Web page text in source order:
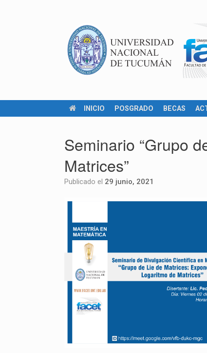
INICIO POSGRADO BECAS
Seminario “Grupo
Matrices”
Publicado el 29 junio, 2021